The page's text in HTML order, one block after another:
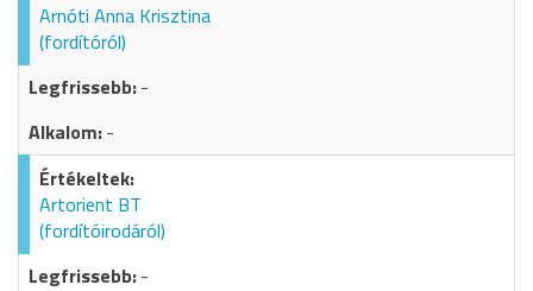
Arnóti Anna Krisztina
(fordítóról)
-
-
Artorient BT
(fordítóirodáról)
-